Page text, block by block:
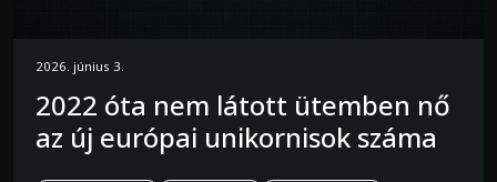
2026. június 3.
2022 óta nem látott ütemben nő
az új európai unikornisok száma